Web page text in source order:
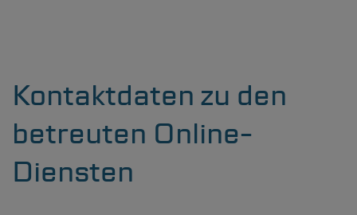
Kontaktdaten zu den
betreuten Online-
Diensten